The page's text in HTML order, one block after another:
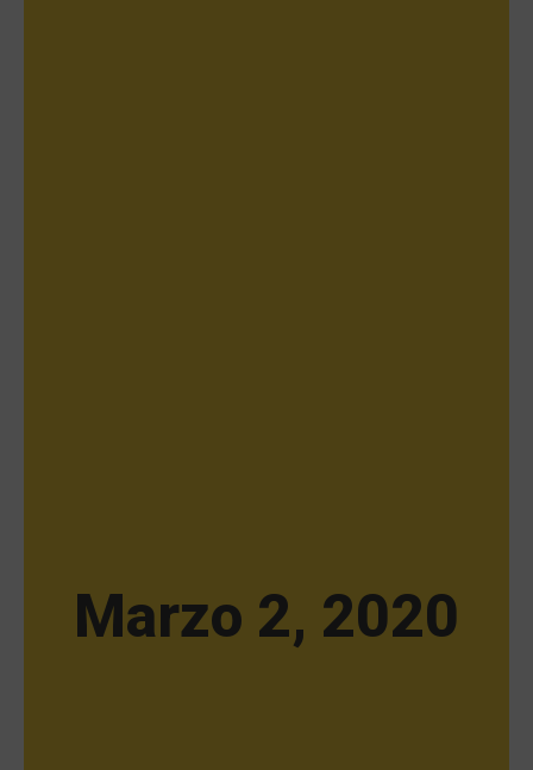
Marzo 2, 2020